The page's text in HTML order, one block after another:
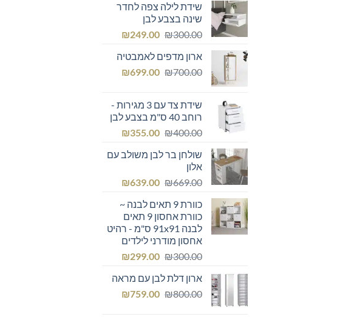
היה:
₪449.00.
הוא:שידת לילה צפה לחדר
שינה בצבע לבן
₪300.00
המחיר
היה:
₪300.00.
₪249.00
המחיר
הוא:
₪249.00.
ארון מדפים לאמבטיה
₪700.00
המחיר
₪700.00.
₪699.00
המחיר
₪699.00.שידת צד עם 3 מגירות -
רוחב 40 ס"מ בצבע לבן
₪400.00
המחיר
היה:
₪355.00
המחיר
הוא:
שולחן בר לבן משולב עם
אלון
₪669.00
המחיר
היה:
₪669.00.
₪639.00
המחיר
הוא:כוורת 9 תאים לבנה ~
כוורת אחסון 9 תאים
לבנה 91x91 ס"מ - רהיט
אחסון מודרני לילדים
₪300.00
המחיר
היה:
₪300.00.
₪299.00
המחיר
הוא:
₪299.00.
ארון דלת לבן עם מראה
₪800.00
המחיר ₪759.00
המחיר